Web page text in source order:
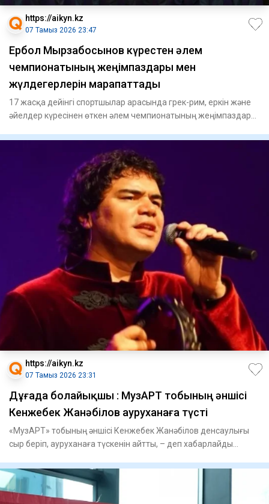
https://aikyn.kz
07 Тамыз 2026 23:47
Ербол Мырзабосынов күрестен әлем
чемпионатының жеңімпаздары мен
жүлдегерлерін марапаттады
17 жасқа дейінгі спортшылар арасында грек-рим, еркін және
әйелдер күресінен өткен әлем чемпионатының жеңімпаздары
https://aikyn.kz
07 Тамыз 2026 23:31
Дұғада болайықшы : МузАРТ тобының әншісі
Кенжебек Жанәбілов ауруханаға түсті
«МузАРТ» тобының әншісі Кенжебек Жанәбілов денсаулығы
сыр беріп, ауруханаға түскенін айтты, – деп хабарлайды